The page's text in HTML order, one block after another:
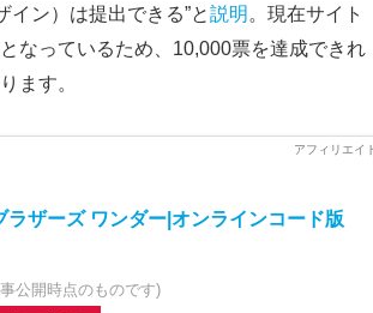
イン）は提出できる”と説明 。現在サイト
なっているため、10,000票を達成できれ
ます。
ラザーズ ワンダー|オンラインコード版
公開時点のものです)